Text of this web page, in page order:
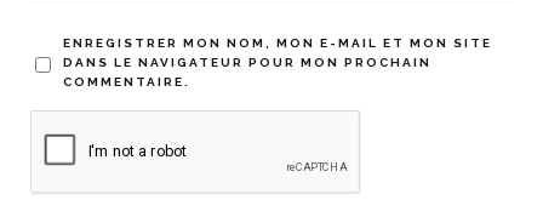
ENREGISTRER MON NOM, MON E-MAIL ET MON SITE
DANS LE NAVIGATEUR POUR MON PROCHAIN
COMMENTAIRE.